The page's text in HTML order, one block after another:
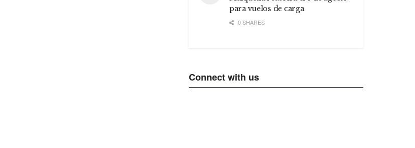
para vuelos de carga
0 SHARES
Connect with us